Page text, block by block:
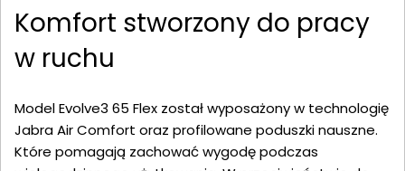
Komfort stworzony do pracy
w ruchu
Model Evolve3 65 Flex został wyposażony w technologię
Jabra Air Comfort oraz profilowane poduszki nauszne.
Które pomagają zachować wygodę podczas